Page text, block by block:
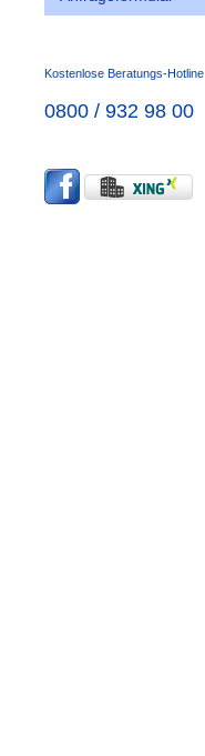
Kostenlose Beratungs-Hotline
0800 / 932 98 00